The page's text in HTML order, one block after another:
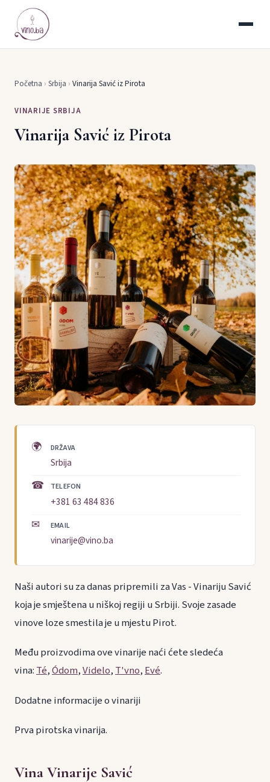
Početna › Srbija › Vinarija Savić iz Pirota
VINARIJE SRBIJA
Vinarija Savić iz Pirota
🌍 DRŽAVA
Srbija
☎ TELEFON
+381 63 484 836
✉ EMAIL
vinarije@vino.ba
Naši autori su za danas pripremili za Vas - Vinariju Savić
koja je smještena u niškoj regiji u Srbiji. Svoje zasade
vinove loze smestila je u mjestu Pirot.
Među proizvodima ove vinarije naći ćete sledeća
vina:Té,Ódom,Videlo,T'vno,Evé.
Dodatne informacije o vinariji
Prva pirotska vinarija.
Vina Vinarije Savić